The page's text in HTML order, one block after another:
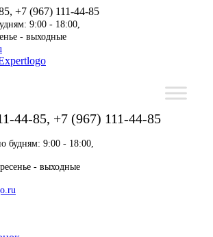
+7 (967) 111-44-85
9:00 - 18:00,
- выходные
44-85, +7 (967) 111-44-85
будням: 9:00 - 18:00,
- выходные